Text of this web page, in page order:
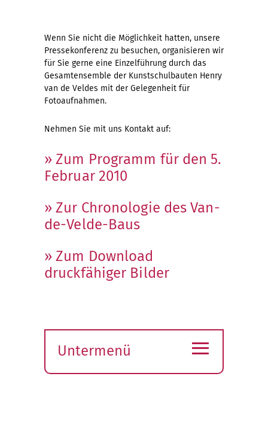
Wenn Sie nicht die Möglichkeit hatten, unsere
Pressekonferenz zu besuchen, organisieren wir
für Sie gerne eine Einzelführung durch das
Gesamtensemble der Kunstschulbauten Henry
van de Veldes mit der Gelegenheit für
Fotoaufnahmen.
Nehmen Sie mit uns Kontakt auf:
» Zum Programm für den 5.
Februar 2010
» Zur Chronologie des Van-
de-Velde-Baus
» Zum Download
druckfähiger Bilder
Untermenü
≡